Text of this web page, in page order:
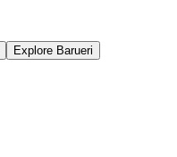
Explore Barueri